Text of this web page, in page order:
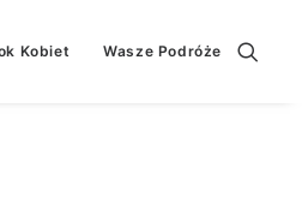
Kobiet Wasze Podróże